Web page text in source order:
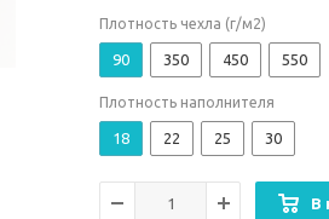
Плотность чехла (г/м2)
90 350 450 550
Плотность наполнителя
18 22 25 30
В